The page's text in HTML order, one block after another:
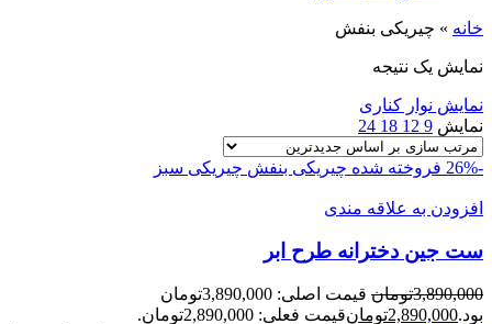
خانه » چیریکی بنفش
نمایش یک نتیجه
نمایش نوار کناری
نمایش 9
12
18
24
-26% فروخته شده چیریکی بنفش چیریکی سبز
افزودن به علاقه مندی
ست جين دخترانه طرح ابر
3,890,000تومان
قیمت اصلی: 3,890,000تومان
بود.2,890,000تومانقیمت فعلی: 2,890,000تومان.